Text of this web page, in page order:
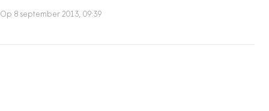
Op 8 september 2013, 09:39